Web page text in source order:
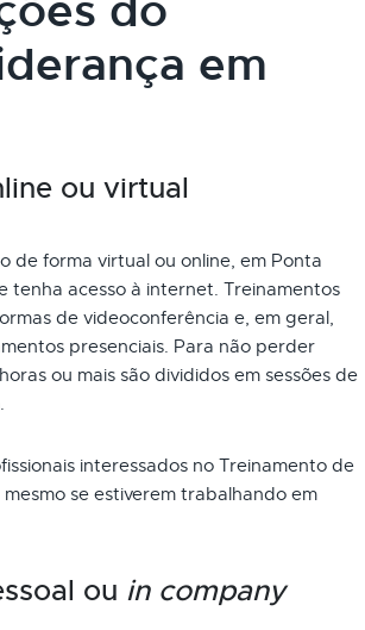
em
ou virtual
de forma virtual ou online, em Ponta
tenha acesso à internet. Treinamentos
de videoconferência e, em geral,
presenciais. Para não perder
ou mais são divididos em sessões de
interessados no Treinamento de
se estiverem trabalhando em
ou in company